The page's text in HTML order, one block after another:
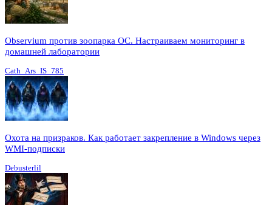
Observium против зоопарка ОС. Настраиваем мониторинг в
домашней лаборатории
Cath_Ars_IS_785
Охота на призраков. Как работает закрепление в Windows через
WMI-подписки
Debusterlil